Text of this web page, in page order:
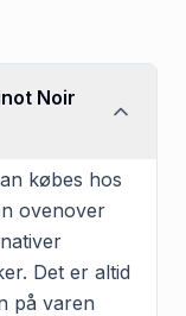
Noir
købes hos
ovenover
Det er altid
på varen